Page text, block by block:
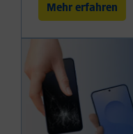
Mehr erfahren